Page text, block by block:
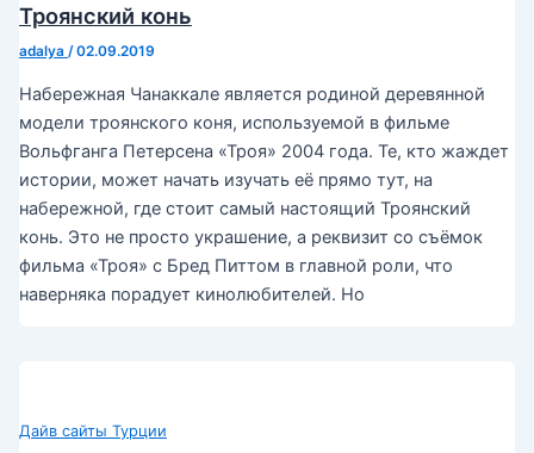
Троянский конь
adalya /02.09.2019
Набережная Чанаккале является родиной деревянной
модели троянского коня, используемой в фильме
Вольфганга Петерсена «Троя» 2004 года. Те, кто жаждет
истории, может начать изучать её прямо тут, на
набережной, где стоит самый настоящий Троянский
конь. Это не просто украшение, а реквизит со съёмок
фильма «Троя» с Бред Питтом в главной роли, что
наверняка порадует кинолюбителей. Но
Дайв сайты Турции